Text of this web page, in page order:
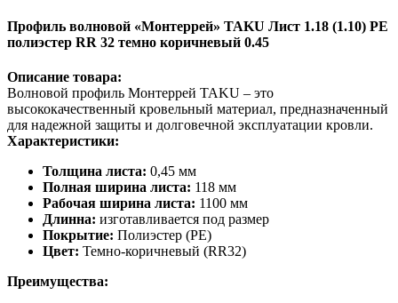
Профиль волновой «Монтеррей» TAKU Лист 1.18 (1.10) PE
полиэстер RR 32 темно коричневый 0.45
Описание товара:
Волновой профиль Монтеррей TAKU – это
высококачественный кровельный материал, предназначенный
для надежной защиты и долговечной эксплуатации кровли.
Характеристики:
Толщина листа: 0,45 мм
Полная ширина листа: 118 мм
Рабочая ширина листа: 1100 мм
Длинна: изготавливается под размер
Покрытие: Полиэстер (PE)
Цвет: Темно-коричневый (RR32)
Преимущества: